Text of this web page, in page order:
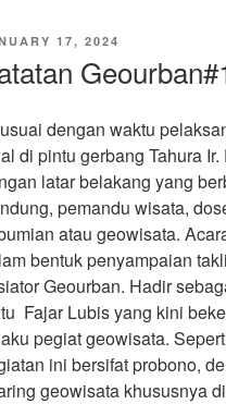
17, 2024
dengan waktu
di pintu gerbang Tahura
latar belakang yang
pemandu wisata,
atau geowisata.
bentuk penyampaian
Geourban. Hadir
Fajar Lubis yang kini
pegiat geowisata.
ini bersifat probono,
geowisata khususnya